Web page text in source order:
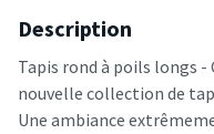
Description
Tapis rond à poils longs -
nouvelle collection de
Une ambiance